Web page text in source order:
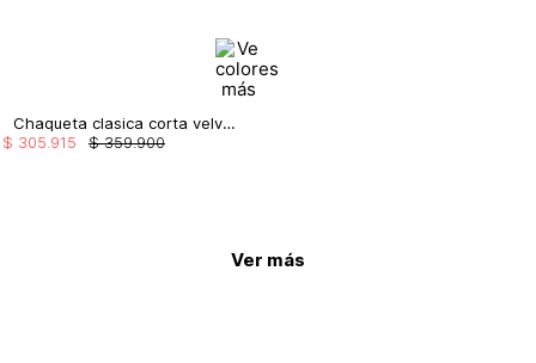
Chaqueta clasica corta velvet
$ 359.900
$ 305 915
Ver más